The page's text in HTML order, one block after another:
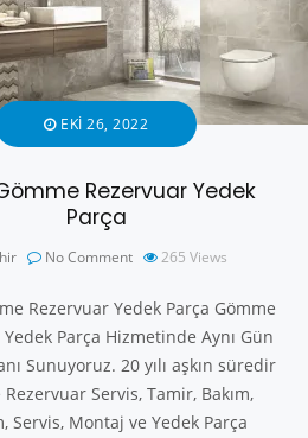
EKI 26, 2022
Rezervuar Yedek
Parça
No Comment 265 Views
Rezervuar Yedek Parça Gömme
Parça Hizmetinde Aynı Gün
Sunuyoruz. 20 yılı aşkın süredir
Rezervuar Servis, Tamir, Bakım,
Servis, Montaj ve Yedek Parça